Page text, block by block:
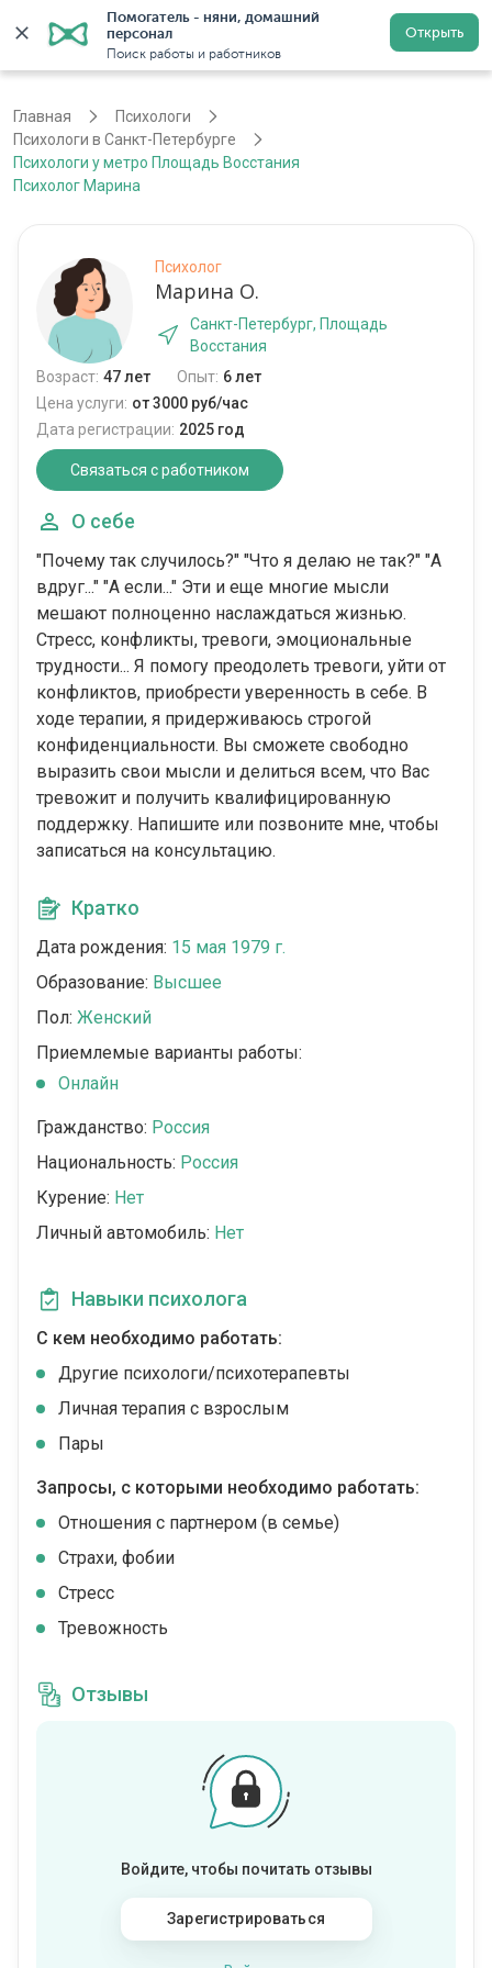
Помогатель - няни, домашний
персонал
Поиск работы и работников
Открыть
Санкт-Петербург Регистрация
Главная
Психологи
Психологи в Санкт-Петербурге
Психологи у метро Площадь Восстания
Психолог Марина
Психолог
Марина О.
Санкт-Петербург, Площадь
Восстания
Возраст: 47 лет Опыт: 6 лет
Цена услуги: от 3000 руб/час
Дата регистрации: 2025 год
Связаться с работником
О себе
"Почему так случилось?" "Что я делаю не так?" "А
вдруг..." "А если..." Эти и еще многие мысли
мешают полноценно наслаждаться жизнью.
Стресс, конфликты, тревоги, эмоциональные
трудности... Я помогу преодолеть тревоги, уйти от
конфликтов, приобрести уверенность в себе. В
ходе терапии, я придерживаюсь строгой
конфиденциальности. Вы сможете свободно
выразить свои мысли и делиться всем, что Вас
тревожит и получить квалифицированную
поддержку. Напишите или позвоните мне, чтобы
записаться на консультацию.
Кратко
Дата рождения: 15 мая 1979 г.
Образование: Высшее
Пол: Женский
Приемлемые варианты работы:
Онлайн
Гражданство: Россия
Национальность: Россия
Курение: Нет
Личный автомобиль: Нет
Навыки психолога
С кем необходимо работать:
Другие психологи/психотерапевты
Личная терапия с взрослым
Пары
Запросы, с которыми необходимо работать:
Отношения с партнером (в семье)
Страхи, фобии
Стресс
Тревожность
Отзывы
Войдите, чтобы почитать отзывы
Зарегистрироваться